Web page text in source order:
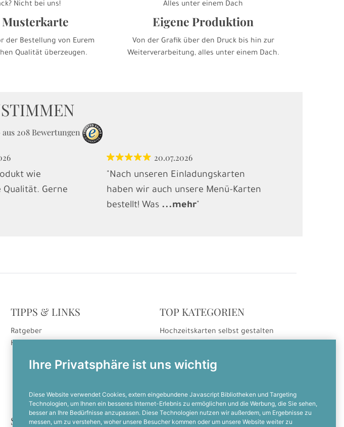
Ihre Privatsphäre ist uns wichtig
Diese Website verwendet Cookies, extern eingebundene Javascript Bibliotheken und Targeting
Technologien, um Ihnen ein besseres Internet-Erlebnis zu ermöglichen und die Werbung, die Sie sehen,
besser an Ihre Bedürfnisse anzupassen. Diese Technologien nutzen wir außerdem, um Ergebnisse zu
messen, um zu verstehen, woher unsere Besucher kommen oder um unsere Website weiter zu
Nicht bei uns!
Musterkarte
der Bestellung von Eurem
Qualität überzeugen.
Alles unter einem Dach
Eigene Produktion
Von der Grafik über den Druck bis hin zur
Weiterverarbeitung, alles unter einem Dach.
aus 208 Bewertungen
wie
Gerne
20.07.2026
"Nach unseren Einladungskarten
haben wir auch unsere Menü-Karten
bestellt! Was ...mehr
TIPPS & LINKS
Ratgeber
Hinweise zur Gutscheineinlösung
TOP KATEGORIEN
Hochzeitskarten selbst gestalten
Einladungskarten selbst gestalten
NOCH FRAGEN?
SOCIAL MEDIA